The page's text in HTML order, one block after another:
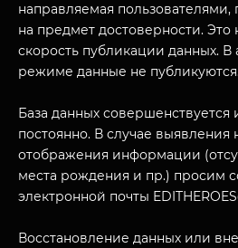
МУЗЕЙНЫЙ
направляемая
на предмет достоверности.
скорость публикации данных. В
режиме данные не
База данных совершенствуется
постоянно. В случае выявления
отображения информации
места рождения и пр.) просим
электронной почты
Восстановление данных или